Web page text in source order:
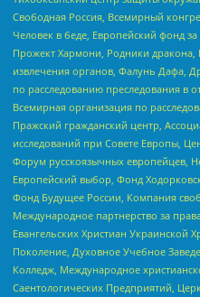
Свободная Россия, Всемирный
Человек в беде, Европейский фонд
Прожект Хармони, Родники дракона,
извлечения органов, Фалунь Дафа,
по расследованию преследования в
Всемирная организация по
Пражский гражданский центр,
исследований при Совете Европы,
Форум русскоязычных европейцев,
Европейский выбор, Фонд
Фонд Будущее России, Компания
Международное партнерство за
Евангельских Христиан Украинской
Поколение, Духовное Учебное
Колледж, Международное
Саентологических Предприятий,